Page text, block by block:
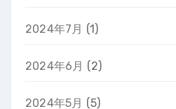
2024年7月 (1)
2024年6月 (2)
2024年5月 (5)